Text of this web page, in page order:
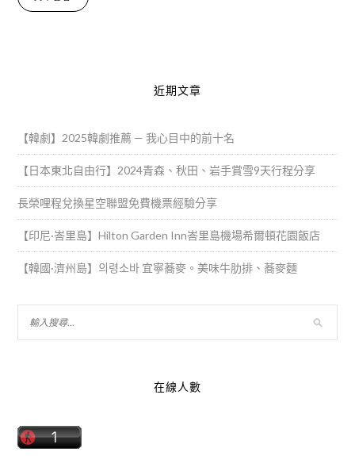
近期文章
【韓劇】2025韓劇推薦 — 我心目中的前十名
【日本東北自由行】2024青森、秋田、岩手賞雪9天行程分享
長榮哩程兌換星空聯盟免費機票經驗分享
【印尼·峇里島】Hilton Garden Inn峇里島機場希爾頓花園飯店
【韓國·濟州島】의령소바 宜寧蕎麥。美味牛肋排、蕎麥麵
在線人數